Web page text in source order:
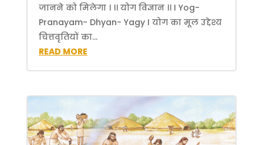
जानने को मिलेगा । ।। योग विज्ञान ।। I Yog-
Pranayam- Dhyan- Yagy I योग का मूल उद्देश्य
चित्तवृतियों का...
READ MORE